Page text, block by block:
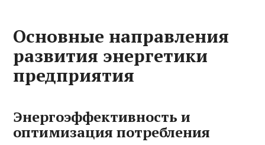
Основные направления
развития энергетики
предприятия
Энергоэффективность и
оптимизация потребления